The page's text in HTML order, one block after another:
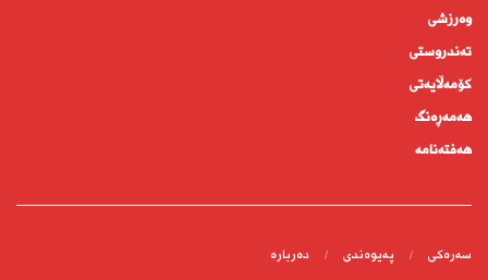
وەرزشی
تەندروستى
كۆمه‌ڵايه‌تى
هەمەڕەنگ
هەفتەنامە
سەرەکی پەیوەندى دەربارە